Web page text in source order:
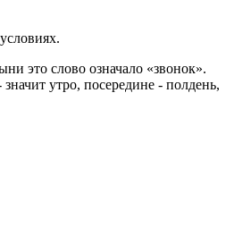
это слово означало «звонок».
утро, посередине - полдень,